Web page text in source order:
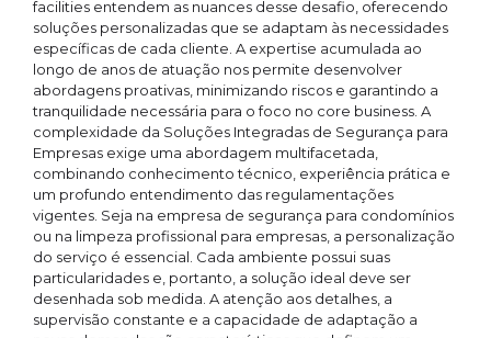
facilities entendem as nuances desse desafio, oferecendo
soluções personalizadas que se adaptam às necessidades
específicas de cada cliente. A expertise acumulada ao
longo de anos de atuação nos permite desenvolver
abordagens proativas, minimizando riscos e garantindo a
tranquilidade necessária para o foco no core business. A
complexidade da Soluções Integradas de Segurança para
Empresas exige uma abordagem multifacetada,
combinando conhecimento técnico, experiência prática e
um profundo entendimento das regulamentações
vigentes. Seja na empresa de segurança para condomínios
ou na limpeza profissional para empresas, a personalização
do serviço é essencial. Cada ambiente possui suas
particularidades e, portanto, a solução ideal deve ser
desenhada sob medida. A atenção aos detalhes, a
supervisão constante e a capacidade de adaptação a